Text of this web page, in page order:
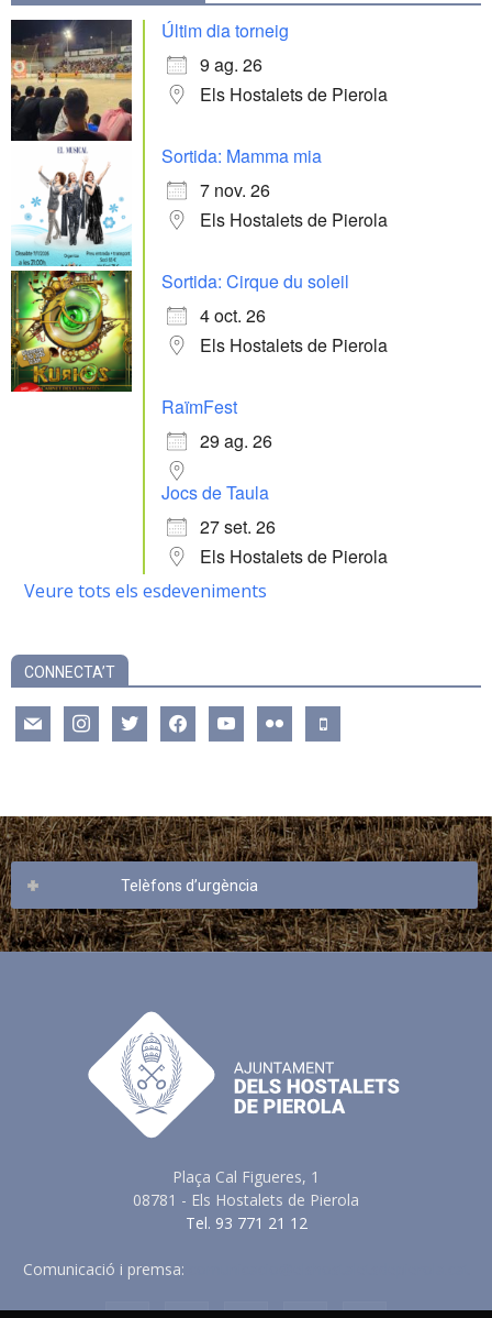
Últim dia torneig
9 ag. 26
Els Hostalets de Pierola
Sortida: Mamma mia
7 nov. 26
Els Hostalets de Pierola
Sortida: Cirque du soleil
4 oct. 26
Els Hostalets de Pierola
RaïmFest
29 ag. 26
Jocs de Taula
27 set. 26
Els Hostalets de Pierola
Veure tots els esdeveniments
CONNECTA’T
mail instagramtwitter facebookyoutube flickr mobile
Telèfons d’urgència
Plaça Cal Figueres, 1
08781 - Els Hostalets de Pierola
Tel. 93 771 21 12
Comunicació i premsa: